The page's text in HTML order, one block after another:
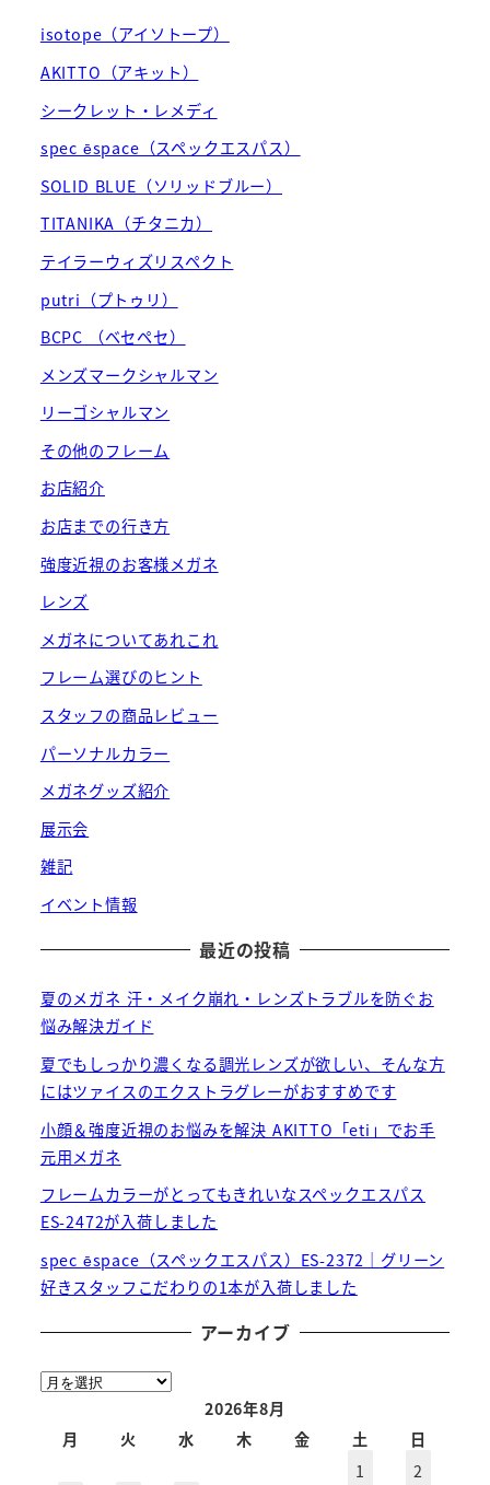
isotope（アイソトープ）
AKITTO（アキット）
シークレット・レメディ
spec ēspace（スペックエスパス）
SOLID BLUE（ソリッドブルー）
TITANIKA（チタニカ）
テイラーウィズリスペクト
putri（プトゥリ）
BCPC （ベセペセ）
メンズマークシャルマン
リーゴシャルマン
その他のフレーム
お店紹介
お店までの行き方
強度近視のお客様メガネ
レンズ
メガネについてあれこれ
フレーム選びのヒント
スタッフの商品レビュー
パーソナルカラー
メガネグッズ紹介
展示会
雑記
イベント情報
最近の投稿
夏のメガネ 汗・メイク崩れ・レンズトラブルを防ぐお
悩み解決ガイド
夏でもしっかり濃くなる調光レンズが欲しい、そんな方
にはツァイスのエクストラグレーがおすすめです
小顔＆強度近視のお悩みを解決 AKITTO「eti」でお手
元用メガネ
フレームカラーがとってもきれいなスペックエスパス
ES-2472が入荷しました
spec ēspace（スペックエスパス）ES-2372｜グリーン
好きスタッフこだわりの1本が入荷しました
アーカイブ
ア
2026年8月
月
火 水 木 金 土
日
1
2